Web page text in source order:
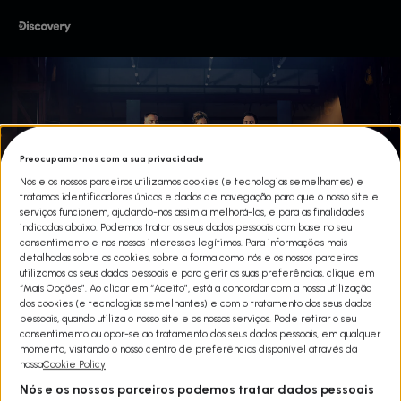
GOBLIN WORKS GARAGE T2
Share
Goblin Works Garage é Jimmy Deville, Ant Partridge e Helen
impressionantes. Esta equipa tem a missão de trazer uma
Preocupamo-nos com a sua privacidade
Nós e os nossos parceiros utilizamos cookies (e tecnologias semelhantes) e
tratamos identificadores únicos e dados de navegação para que o nosso site e
serviços funcionem, ajudando-nos assim a melhorá-los, e para as finalidades
indicadas abaixo. Podemos tratar os seus dados pessoais com base no seu
consentimento e nos nossos interesses legítimos. Para informações mais
detalhadas sobre os cookies, sobre a forma como nós e os nossos parceiros
utilizamos os seus dados pessoais e para gerir as suas preferências, clique em
“Mais Opções”. Ao clicar em “Aceito”, está a concordar com a nossa utilização
dos cookies (e tecnologias semelhantes) e com o tratamento dos seus dados
pessoais, quando utiliza o nosso site e os nossos serviços. Pode retirar o seu
consentimento ou opor-se ao tratamento dos seus dados pessoais, em qualquer
momento, visitando o nosso centro de preferências disponível através da
nossaCookie Policy
Nós e os nossos parceiros podemos tratar dados pessoais